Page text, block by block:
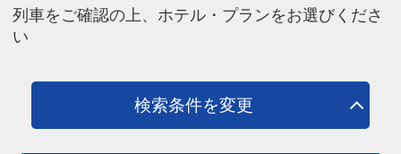
列車をご確認の上、ホテル・プランをお選びくださ
い
検索条件を変更